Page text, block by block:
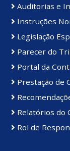
Auditorias e
Instruções
Legislação
Parecer do
Portal da
Prestação de
Relatórios do
Rol de